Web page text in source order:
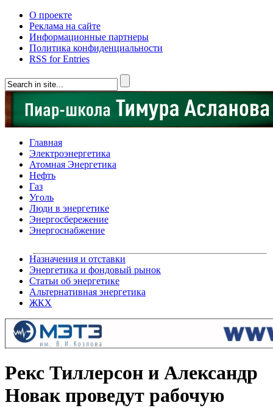
О проекте
Реклама на сайте
Информационные партнеры
Политика конфиденциальности
RSS for Entries
Главная
Электроэнергетика
Атомная Энергетика
Нефть
Газ
Уголь
Люди в энергетике
Энергосбережение
Энергоснабжение
Назначения и отставки
Энергетика и фондовый рынок
Статьи об энергетике
Альтернативная энергетика
ЖКХ
Рекс Тиллерсон и Александр
Новак проведут рабочую